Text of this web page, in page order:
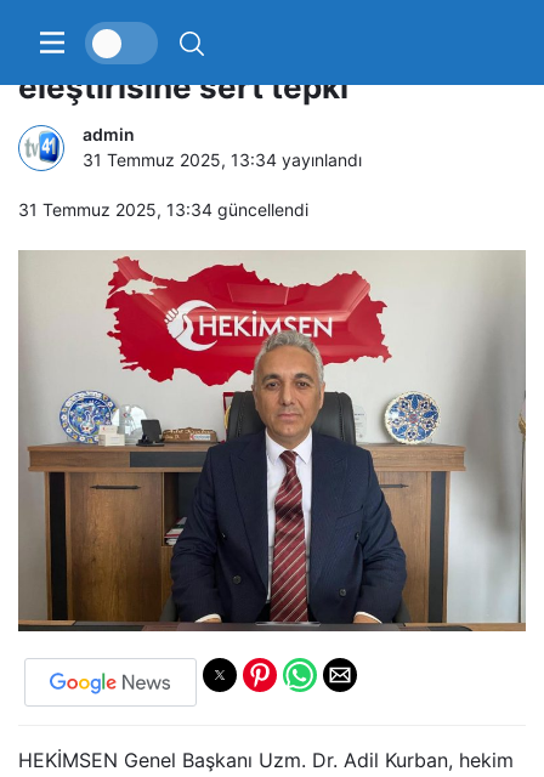
“Doktor sendikacılığı çıkmazda”
eleştirisine sert tepki
admin
31 Temmuz 2025, 13:34 yayınlandı
31 Temmuz 2025, 13:34 güncellendi
HEKİMSEN Genel Başkanı Uzm. Dr. Adil Kurban, hekim